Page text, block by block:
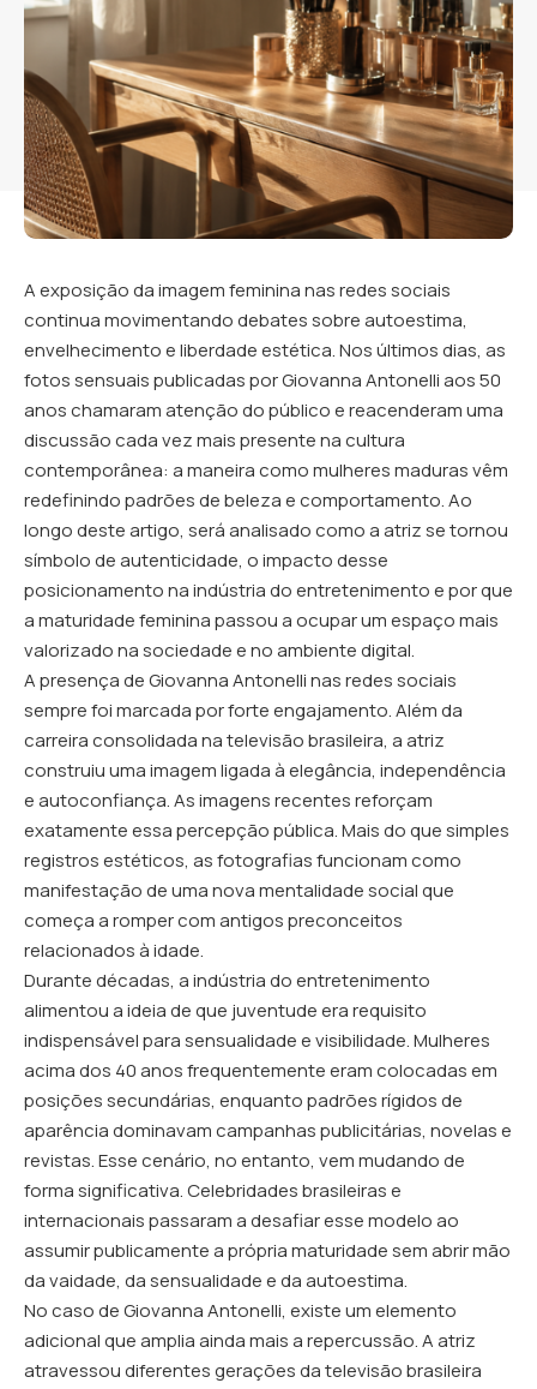
A exposição da imagem feminina nas redes sociais
continua movimentando debates sobre autoestima,
envelhecimento e liberdade estética. Nos últimos dias, as
fotos sensuais publicadas por Giovanna Antonelli aos 50
anos chamaram atenção do público e reacenderam uma
discussão cada vez mais presente na cultura
contemporânea: a maneira como mulheres maduras vêm
redefinindo padrões de beleza e comportamento. Ao
longo deste artigo, será analisado como a atriz se tornou
símbolo de autenticidade, o impacto desse
posicionamento na indústria do entretenimento e por que
a maturidade feminina passou a ocupar um espaço mais
valorizado na sociedade e no ambiente digital.
A presença de Giovanna Antonelli nas redes sociais
sempre foi marcada por forte engajamento. Além da
carreira consolidada na televisão brasileira, a atriz
construiu uma imagem ligada à elegância, independência
e autoconfiança. As imagens recentes reforçam
exatamente essa percepção pública. Mais do que simples
registros estéticos, as fotografias funcionam como
manifestação de uma nova mentalidade social que
começa a romper com antigos preconceitos
relacionados à idade.
Durante décadas, a indústria do entretenimento
alimentou a ideia de que juventude era requisito
indispensável para sensualidade e visibilidade. Mulheres
acima dos 40 anos frequentemente eram colocadas em
posições secundárias, enquanto padrões rígidos de
aparência dominavam campanhas publicitárias, novelas e
revistas. Esse cenário, no entanto, vem mudando de
forma significativa. Celebridades brasileiras e
internacionais passaram a desafiar esse modelo ao
assumir publicamente a própria maturidade sem abrir mão
da vaidade, da sensualidade e da autoestima.
No caso de Giovanna Antonelli, existe um elemento
adicional que amplia ainda mais a repercussão. A atriz
atravessou diferentes gerações da televisão brasileira